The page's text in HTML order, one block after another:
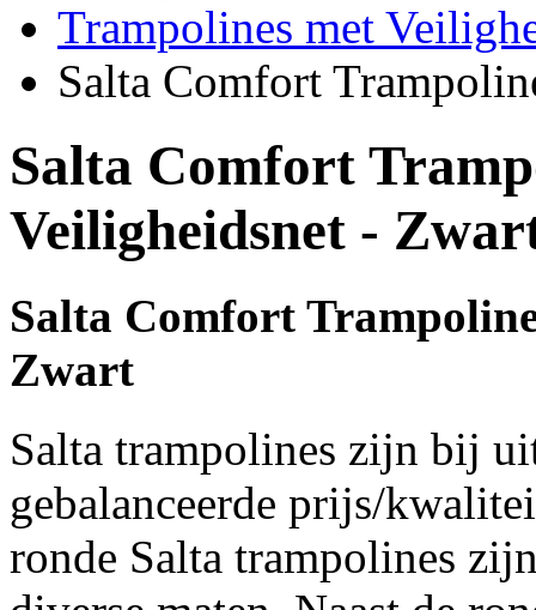
Trampolines met
Salta Comfort
Salta Comfort
Veiligheidsnet -
Salta Comfort
Zwart
Salta trampolines zijn bij
gebalanceerde prijs/
ronde Salta trampolines